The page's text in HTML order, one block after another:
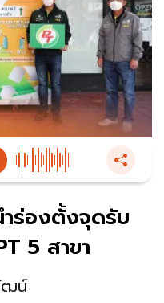
ำร่องตั้งจุดรับ
5 สาขา
ฒน์